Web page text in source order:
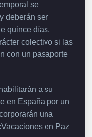
se
deberán ser
quince días,
colectivo si las
con un pasaporte
a su
en España por un
una
en Paz